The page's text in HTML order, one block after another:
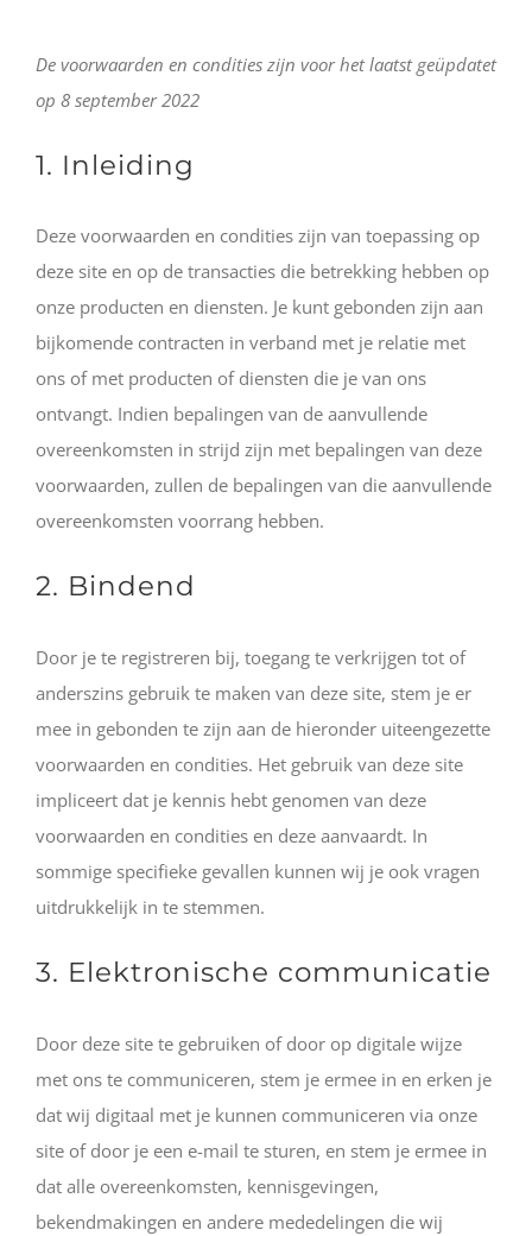
De voorwaarden en condities zijn voor het laatst geüpdatet
op 8 september 2022
1. Inleiding
Deze voorwaarden en condities zijn van toepassing op
deze site en op de transacties die betrekking hebben op
onze producten en diensten. Je kunt gebonden zijn aan
bijkomende contracten in verband met je relatie met
ons of met producten of diensten die je van ons
ontvangt. Indien bepalingen van de aanvullende
overeenkomsten in strijd zijn met bepalingen van deze
voorwaarden, zullen de bepalingen van die aanvullende
overeenkomsten voorrang hebben.
2. Bindend
Door je te registreren bij, toegang te verkrijgen tot of
anderszins gebruik te maken van deze site, stem je er
mee in gebonden te zijn aan de hieronder uiteengezette
voorwaarden en condities. Het gebruik van deze site
impliceert dat je kennis hebt genomen van deze
voorwaarden en condities en deze aanvaardt. In
sommige specifieke gevallen kunnen wij je ook vragen
uitdrukkelijk in te stemmen.
3. Elektronische communicatie
Door deze site te gebruiken of door op digitale wijze
met ons te communiceren, stem je ermee in en erken je
dat wij digitaal met je kunnen communiceren via onze
site of door je een e-mail te sturen, en stem je ermee in
dat alle overeenkomsten, kennisgevingen,
bekendmakingen en andere mededelingen die wij